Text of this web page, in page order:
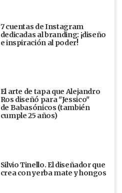
7 cuentas de Instagram
dedicadas al branding: ¡diseño
e inspiración al poder!
El arte de tapa que Alejandro
Ros diseñó para "Jessico"
de Babasónicos (también
cumple 25 años)
Silvio Tinello. El diseñador que
crea con yerba mate y hongos